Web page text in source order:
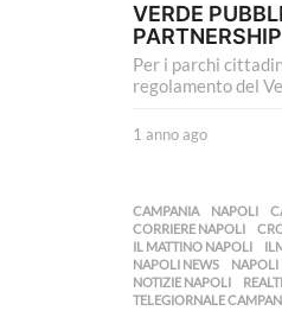
VERDE
Per i parchi
regolamento del
1 anno ago
n
o
a
g
o
CAMPANIA ,NAPOLI
CORRIERE NAPOLI
,
IL MATTINO NAPOLI
,
NAPOLI NEWS
,NAPOLI
NOTIZIE NAPOLI
,
TELEGIORNALE